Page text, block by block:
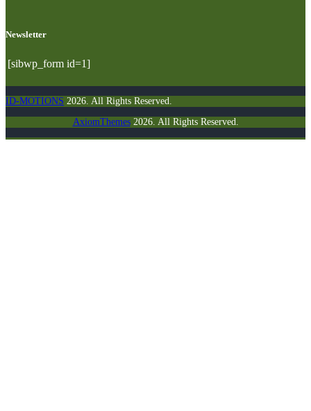
Newsletter
[sibwp_form id=1]
ID-MOTIONS 2026. All Rights Reserved.
AxiomThemes2026. All Rights Reserved.